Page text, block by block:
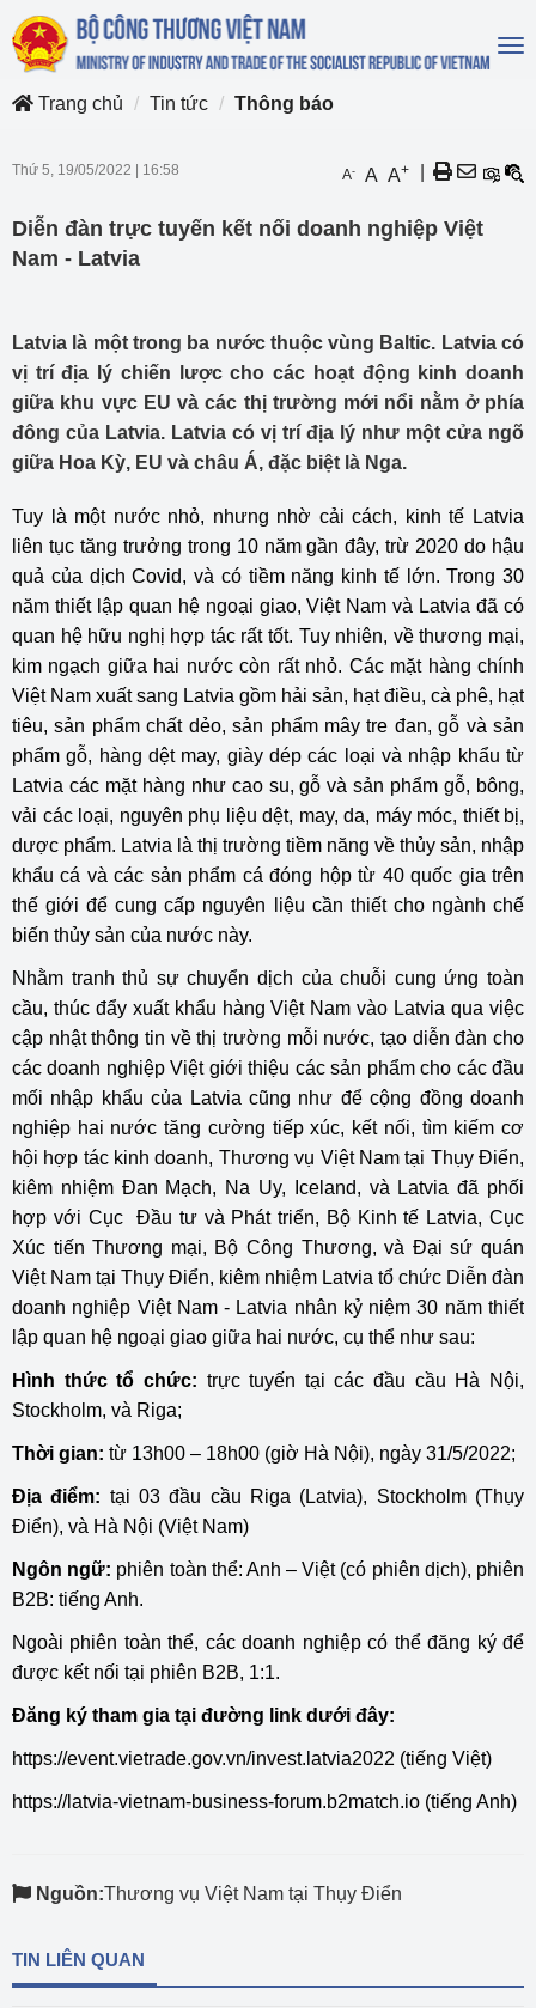
Trang chủ
Tin tức Thông báo
Thứ 5, 19/05/2022 16:58 A- A A+
Diễn đàn trực tuyến kết nối doanh nghiệp Việt
Nam - Latvia
Latvia là một trong ba nước thuộc vùng Baltic. Latvia có
vị trí địa lý chiến lược cho các hoạt động kinh doanh
giữa khu vực EU và các thị trường mới nổi nằm ở phía
đông của Latvia. Latvia có vị trí địa lý như một cửa ngõ
giữa Hoa Kỳ, EU và châu Á, đặc biệt là Nga.
Tuy là một nước nhỏ, nhưng nhờ cải cách, kinh tế Latvia
liên tục tăng trưởng trong 10 năm gần đây, trừ 2020 do hậu
quả của dịch Covid, và có tiềm năng kinh tế lớn. Trong 30
năm thiết lập quan hệ ngoại giao, Việt Nam và Latvia đã có
quan hệ hữu nghị hợp tác rất tốt. Tuy nhiên, về thương mại,
kim ngạch giữa hai nước còn rất nhỏ. Các mặt hàng chính
Việt Nam xuất sang Latvia gồm hải sản, hạt điều, cà phê, hạt
tiêu, sản phẩm chất dẻo, sản phẩm mây tre đan, gỗ và sản
phẩm gỗ, hàng dệt may, giày dép các loại và nhập khẩu từ
Latvia các mặt hàng như cao su, gỗ và sản phẩm gỗ, bông,
vải các loại, nguyên phụ liệu dệt, may, da, máy móc, thiết bị,
dược phẩm. Latvia là thị trường tiềm năng về thủy sản, nhập
khẩu cá và các sản phẩm cá đóng hộp từ 40 quốc gia trên
thế giới để cung cấp nguyên liệu cần thiết cho ngành chế
biến thủy sản của nước này.
Nhằm tranh thủ sự chuyển dịch của chuỗi cung ứng toàn
cầu, thúc đẩy xuất khẩu hàng Việt Nam vào Latvia qua việc
cập nhật thông tin về thị trường mỗi nước, tạo diễn đàn cho
các doanh nghiệp Việt giới thiệu các sản phẩm cho các đầu
mối nhập khẩu của Latvia cũng như để cộng đồng doanh
nghiệp hai nước tăng cường tiếp xúc, kết nối, tìm kiếm cơ
hội hợp tác kinh doanh, Thương vụ Việt Nam tại Thụy Điển,
kiêm nhiệm Đan Mạch, Na Uy, Iceland, và Latvia đã phối
hợp với Cục Đầu tư và Phát triển, Bộ Kinh tế Latvia, Cục
Xúc tiến Thương mại, Bộ Công Thương, và Đại sứ quán
Việt Nam tại Thụy Điển, kiêm nhiệm Latvia tổ chức Diễn đàn
doanh nghiệp Việt Nam - Latvia nhân kỷ niệm 30 năm thiết
lập quan hệ ngoại giao giữa hai nước, cụ thể như sau:
Hình thức tổ chức: trực tuyến tại các đầu cầu Hà Nội,
Stockholm, và Riga;
Thời gian: từ 13h00 – 18h00 (giờ Hà Nội), ngày 31/5/2022;
Địa điểm: tại 03 đầu cầu Riga (Latvia), Stockholm (Thụy
Điển), và Hà Nội (Việt Nam)
Ngôn ngữ: phiên toàn thể: Anh – Việt (có phiên dịch), phiên
B2B: tiếng Anh.
Ngoài phiên toàn thể, các doanh nghiệp có thể đăng ký để
được kết nối tại phiên B2B, 1:1.
Đăng ký tham gia tại đường link dưới đây:
https://event.vietrade.gov.vn/invest.latvia2022 (tiếng Việt)
https://latvia-vietnam-business-forum.b2match.io (tiếng Anh)
Nguồn:Thương vụ Việt Nam tại Thụy Điển
TIN LIÊN QUAN